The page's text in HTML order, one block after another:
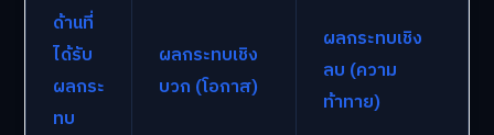
ด้านที่
ได้รับ
ผลกระ
ทบ
ผลกระทบเชิง
บวก (โอกาส)
ผลกระทบเชิง
ลบ (ความ
ท้าทาย)